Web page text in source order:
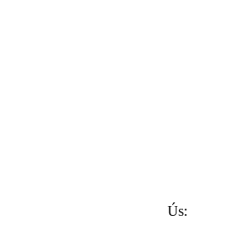
Ús: